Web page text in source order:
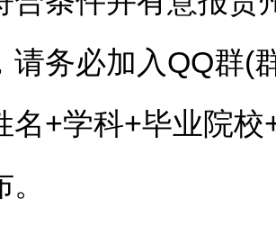
请务必加入QQ群(
名+学科+毕业院